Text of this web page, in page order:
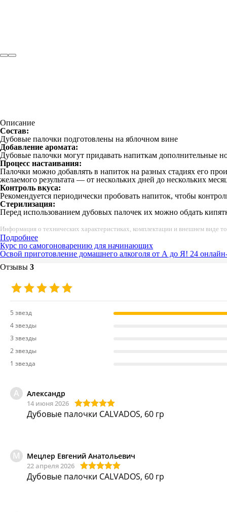
Описание
Состав:
Дубовые палочки подготовлены на яблочном вине
Добавление аромата:
Дубовые палочки могут придавать напиткам дополнительные
Процесс настаивания:
Палочки можно добавлять в напиток на разных стадиях его
желаемого результата — от нескольких дней до нескольких
Контроль вкуса:
Рекомендуется периодически пробовать напиток, чтобы
Стерилизация:
Перед использованием дубовых палочек их можно обдать
Информация о технических характеристиках, комплектации и внешнем виде
Подробнее
Курс по самогоноварению для начинающих
Освой приготовление домашнего алкоголя от А до Я! 24
Отзывы 3
5 звезд
4 звезды
3 звезды
2 звезды
1 звезда
А Александр
14 июня 2026
Дубовые палочки CALVADOS, 60 гр
М Мецлер Евгений Анатольевич
22 апреля 2026
Дубовые палочки CALVADOS, 60 гр